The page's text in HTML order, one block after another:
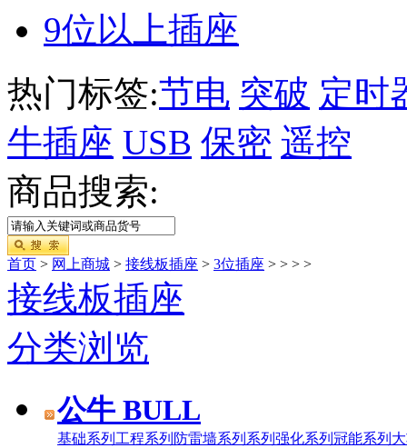
9位以上插座
热门标签:节电 突破 定时
牛插座 USB 保密 遥控
商品搜索:
首页 > 网上商城 > 接线板插座 > 3位插座 > > > >
接线板插座
分类浏览
公牛 BULL
基础系列 工程系列 防雷墙系列系列 强化系列 冠能系列